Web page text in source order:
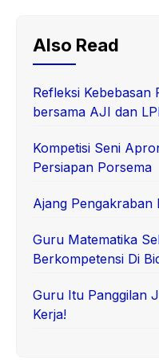
Also Read
Refleksi Kebebasan
bersama AJI dan
Kompetisi Seni
Persiapan Porsema
Ajang Pengakraban
Guru Matematika
Berkompetensi Di
Guru Itu Panggilan
Kerja!